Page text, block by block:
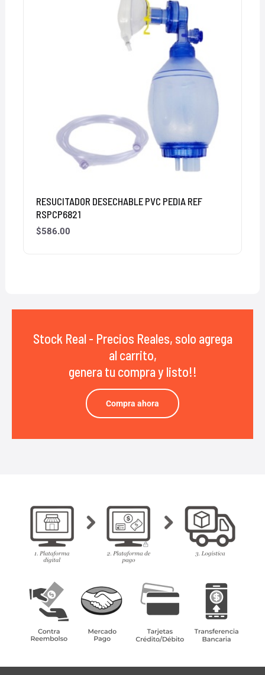
RESUCITADOR DESECHABLE PVC PEDIA REF
RSPCP6821
$586.00
Stock Real - Precios Reales, solo agrega
al carrito,
genera tu compra y listo!!
Compra ahora